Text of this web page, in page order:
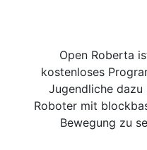
Open Roberta
kostenloses
Jugendliche
Roboter mit
Bewegung zu